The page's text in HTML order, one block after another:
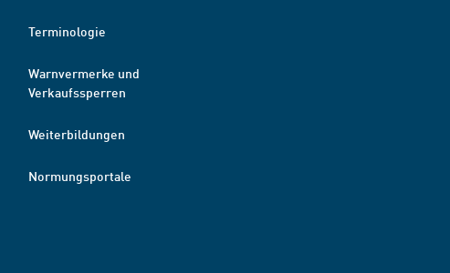
Terminologie
Warnvermerke und
Verkaufssperren
Weiterbildungen
Normungsportale